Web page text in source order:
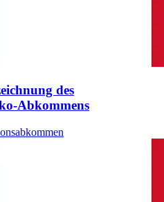
des
Abkommens